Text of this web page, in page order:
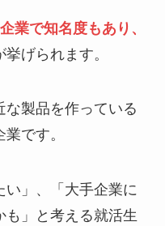
企業で知名度もあり、
挙げられます。
な製品を作っている
です。
い」、「大手企業に
も」と考える就活生